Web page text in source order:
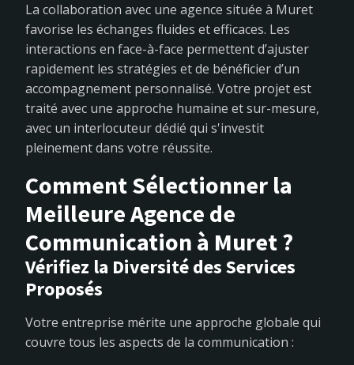
La collaboration avec une agence située à Muret
favorise les échanges fluides et efficaces. Les
interactions en face-à-face permettent d’ajuster
rapidement les stratégies et de bénéficier d’un
accompagnement personnalisé. Votre projet est
traité avec une approche humaine et sur-mesure,
avec un interlocuteur dédié qui s'investit
pleinement dans votre réussite.
Comment Sélectionner la
Meilleure Agence de
Communication à Muret ?
Vérifiez la Diversité des Services
Proposés
Votre entreprise mérite une approche globale qui
couvre tous les aspects de la communication :